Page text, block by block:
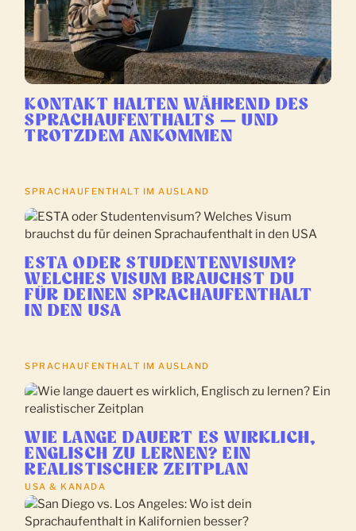
KONTAKT HALTEN WÄHREND DES
SPRACHAUFENTHALTS — UND
TROTZDEM ANKOMMEN
SPRACHAUFENTHALT IM AUSLAND
ESTA ODER STUDENTENVISUM?
WELCHES VISUM BRAUCHST DU
FÜR DEINEN SPRACHAUFENTHALT
IN DEN USA
SPRACHAUFENTHALT IM AUSLAND
WIE LANGE DAUERT ES WIRKLICH,
ENGLISCH ZU LERNEN? EIN
REALISTISCHER ZEITPLAN
USA & KANADA